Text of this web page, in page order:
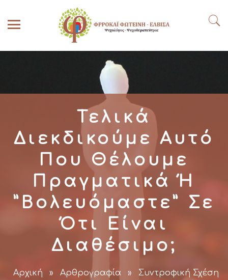
Τελικά
Διεκδικούμε Αυτό
Που Θέλουμε
Πραγματικά Ή
”Βολευόμαστε” Σε
Ότι Είναι
Διαθέσιμο;
Αρχική » Αρθρογραφία »
Συντροφική Σχέση